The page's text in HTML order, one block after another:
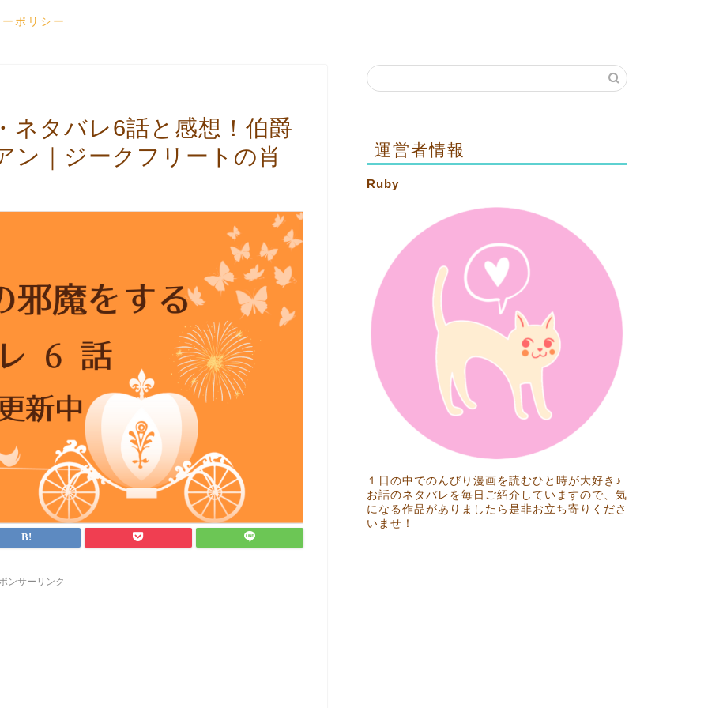
ポリシー
ネタバレ6話と感想！伯爵
ン｜ジークフリートの肖
ンサーリンク
運営者情報
Ruby
１日の中でのんびり漫画を読むひと時が大好き♪
お話のネタバレを毎日ご紹介していますので、気
になる作品がありましたら是非お立ち寄りくださ
いませ！